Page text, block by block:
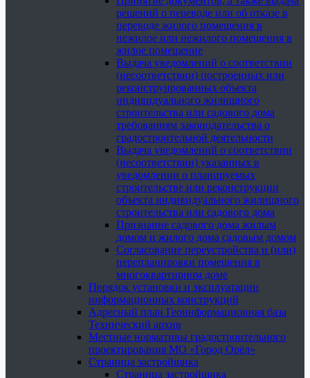
решений о переводе или об отказе в
переводе жилого помещения в
нежилое или нежилого помещения в
жилое помещение
Выдача уведомлений о соответствии
(несоответствии) построенных или
реконструированных объекта
индивидуального жилищного
строительства или садового дома
требованиям законодательства о
градостроительной деятельности
Выдача уведомлений о соответствии
(несоответствии) указанных в
уведомлении о планируемых
строительстве или реконструкции
объекта индивидуального жилищного
строительства или садового дома
Признание садового дома жилым
домом и жилого дома садовым домом
Согласование переустройства и (или)
перепланировки помещения в
многоквартирном доме
Порядок установки и эксплуатации
информационных конструкций
Адресный план Геоинформационная база
Технический архив
Местные нормативы градостроительного
проектирования МО «Город Орёл»
Страница застройщика
Страница застройщика